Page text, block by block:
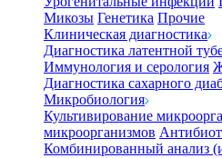
Микозы Генетика Прочие
Клиническая диагностика
Диагностика латентной
Иммунология и серология
Диагностика сахарного
Микробиология
Культивирование
микроорганизмов
Комбинированный анализ